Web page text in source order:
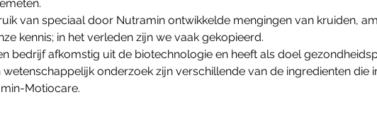
van speciaal door Nutramin ontwikkelde mengingen van kruiden,
kennis; in het verleden zijn we vaak gekopieerd.
bedrijf afkomstig uit de biotechnologie en heeft als doel
onderzoek zijn verschillende van de ingredienten die
Motiocare.